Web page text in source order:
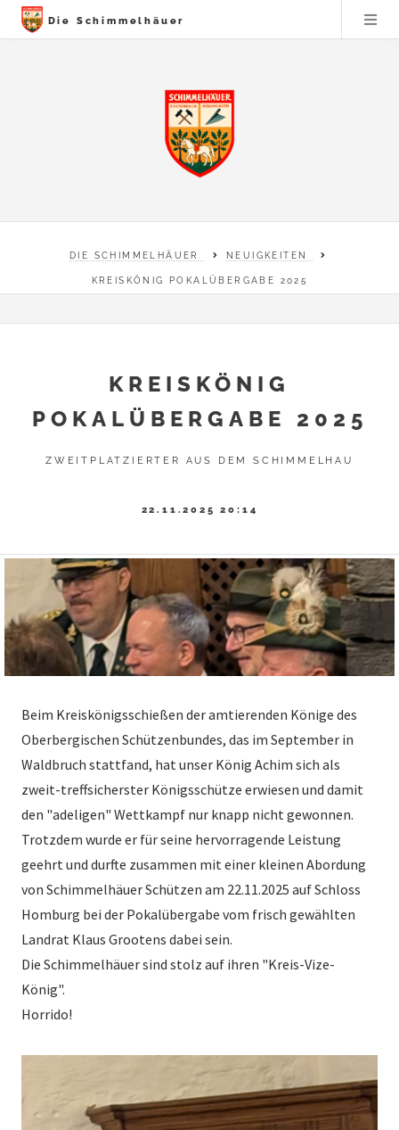
Die Schimmelhäuer
DIE SCHIMMELHÄUER NEUIGKEITEN
KREISKÖNIG POKALÜBERGABE 2025
KREISKÖNIG
POKALÜBERGABE 2025
ZWEITPLATZIERTER AUS DEM SCHIMMELHAU
22.11.2025 20:14
Beim Kreiskönigsschießen der amtierenden Könige des
Oberbergischen Schützenbundes, das im September in
Waldbruch stattfand, hat unser König Achim sich als
zweit-treffsicherster Königsschütze erwiesen und damit
den "adeligen" Wettkampf nur knapp nicht gewonnen.
Trotzdem wurde er für seine hervorragende Leistung
geehrt und durfte zusammen mit einer kleinen Abordung
von Schimmelhäuer Schützen am 22.11.2025 auf Schloss
Homburg bei der Pokalübergabe vom frisch gewählten
Landrat Klaus Grootens dabei sein.
Die Schimmelhäuer sind stolz auf ihren "Kreis-Vize-
König".
Horrido!